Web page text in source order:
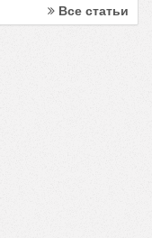
Все статьи